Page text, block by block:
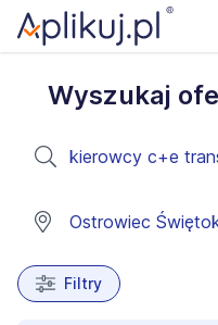
Wyszukaj
Filtry